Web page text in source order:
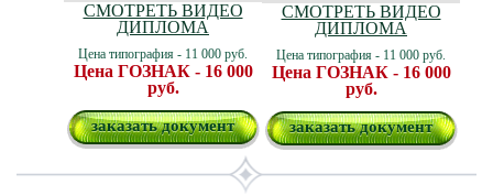
СМОТРЕТЬ ВИДЕО
ДИПЛОМА
Цена типография - 11 000 руб.
Цена ГОЗНАК - 16 000
руб.
заказать документ
СМОТРЕТЬ ВИДЕО
ДИПЛОМА
Цена типография - 11 000 руб.
Цена ГОЗНАК - 16 000
руб.
заказать документ